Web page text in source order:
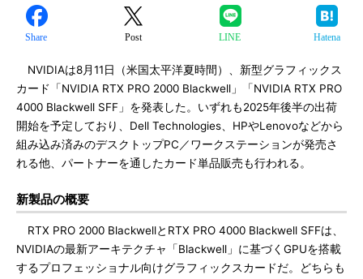
Share Post LINE Hatena
NVIDIAは8月11日（米国太平洋夏時間）、新型グラフィックス
カード「NVIDIA RTX PRO 2000 Blackwell」「NVIDIA RTX PRO
4000 Blackwell SFF」を発表した。いずれも2025年後半の出荷
開始を予定しており、Dell Technologies、HPやLenovoなどから
組み込み済みのデスクトップPC／ワークステーションが発売さ
れる他、パートナーを通したカード単品販売も行われる。
新製品の概要
RTX PRO 2000 BlackwellとRTX PRO 4000 Blackwell SFFは、
NVIDIAの最新アーキテクチャ「Blackwell」に基づくGPUを搭載
するプロフェッショナル向けグラフィックスカードだ。どちらも